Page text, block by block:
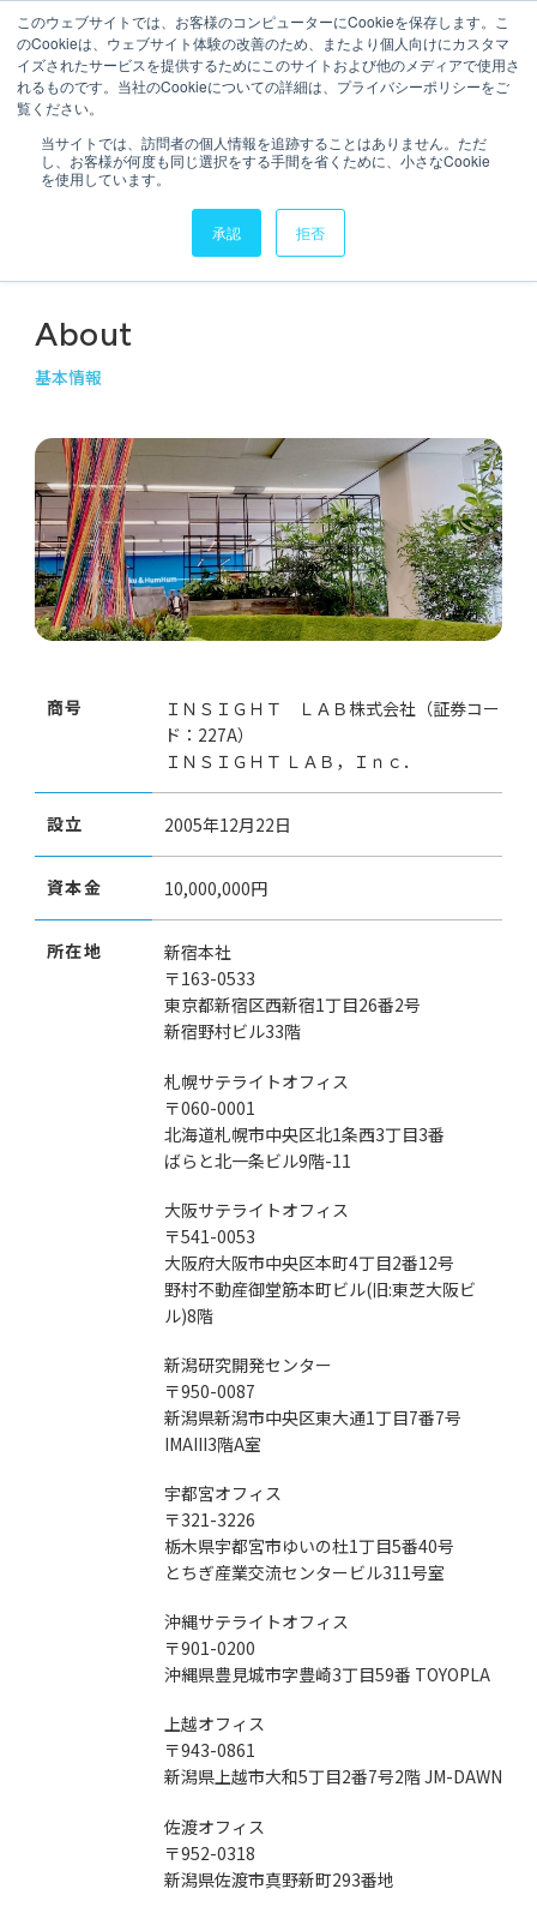
このウェブサイトでは、お客様のコンピューターにCookieを保存します。こ
のCookieは、ウェブサイト体験の改善のため、またより個人向けにカスタマ
イズされたサービスを提供するためにこのサイトおよび他のメディアで使用さ
れるものです。当社のCookieについての詳細は、プライバシーポリシーをご
覧ください。
当サイトでは、訪問者の個人情報を追跡することはありません。ただ
し、お客様が何度も同じ選択をする手間を省くために、小さなCookie
を使用しています。
承認 拒否
会社情報
サービス
データスペシャリスト
ニュース
採用情報
ナレッジライブラリー
お問い合わせ
メルマガ登録
個人情報保護方針/個人情報の取り扱いについて
会社情報
IR情報
ニュース
採用情報
ナレッジライブラリー
お問い合わせ
メルマガ登録
会社概要
会社概要
About
基本情報
商号
ＩＮＳＩＧＨＴ ＬＡＢ株式会社（証券コー
ド：227A）
ＩＮＳＩＧＨＴ ＬＡＢ，Ｉｎｃ．
設立 2005年12月22日
資本金 10,000,000円
所在地
新宿本社
〒163-0533
東京都新宿区西新宿1丁目26番2号
新宿野村ビル33階
札幌サテライトオフィス
〒060-0001
北海道札幌市中央区北1条西3丁目3番
ばらと北一条ビル9階-11
大阪サテライトオフィス
〒541-0053
大阪府大阪市中央区本町4丁目2番12号
野村不動産御堂筋本町ビル(旧:東芝大阪ビ
ル)8階
新潟研究開発センター
〒950-0087
新潟県新潟市中央区東大通1丁目7番7号
IMAIII3階A室
宇都宮オフィス
〒321-3226
栃木県宇都宮市ゆいの杜1丁目5番40号
とちぎ産業交流センタービル311号室
沖縄サテライトオフィス
〒901-0200
沖縄県豊見城市字豊崎3丁目59番 TOYOPLA
上越オフィス
〒943-0861
新潟県上越市大和5丁目2番7号2階 JM-DAWN
佐渡オフィス
〒952-0318
新潟県佐渡市真野新町293番地